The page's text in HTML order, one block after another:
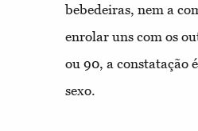
bebedeiras, nem a
enrolar uns com os
ou 90, a constatação
sexo.